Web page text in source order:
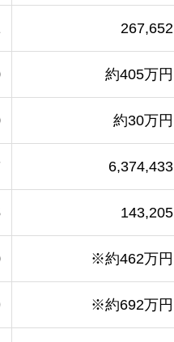
267,652
約405万円
約30万円
6,374,433
143,205
※約462万円
※約692万円